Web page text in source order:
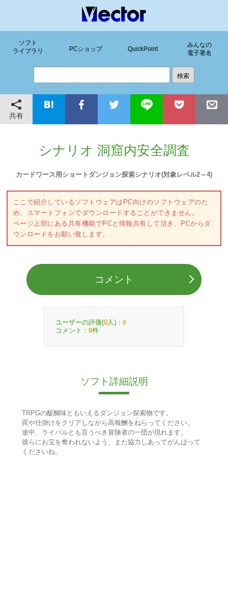
ソフト
ライブラリ
PCショップ QuickPoint
みんなの
電子署名
共有
シナリオ 洞窟内安全調査
カードワース用ショートダンジョン探索シナリオ(対象レベル2～4)
ここで紹介しているソフトウェアはPC向けのソフトウェアのた
め、スマートフォンでダウンロードすることができません。
ページ上部にある共有機能でPCと情報共有して頂き、PCからダ
ウンロードをお願い致します。
コメント
ユーザーの評価(0 人)： 0
コメント： 0件
ソフト詳細説明
TRPGの醍醐味ともいえるダンジョン探索物です。
罠や仕掛けをクリアしながら高報酬をねらってください。
途中、ライバルとも言うべき冒険者の一団が現れます。
彼らにお宝を奪われないよう、また協力しあってがんばって
くださいね。